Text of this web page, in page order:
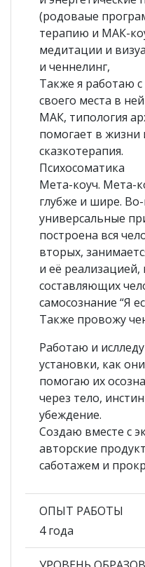
(родоваые
терапию и МАК-
медитации и
и ченнелинг,
Также я работаю
своего места в ней
МАК, типология
помогает в жизни
сказкотерапия.
Психосоматика
Мета-коуч. Мета-
глубже и шире.
универсальные
построена вся
вторых,
и её
составляющих
самосознание “Я
Также провожу
Работаю и
установки, как
помогаю их
через тело,
убеждение.
Создаю вместе с
авторские
саботажем и
ОПЫТ РАБОТЫ
4 года